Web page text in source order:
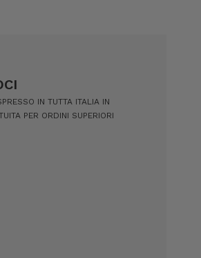
IN TUTTA ITALIA IN
PER ORDINI SUPERIORI